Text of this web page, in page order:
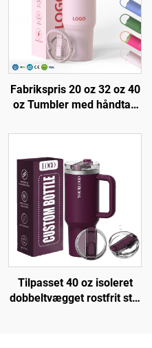
Fabrikspris 20 oz 32 oz 40
oz Tumbler med håndtag
Genbrugelig rostfri stål
Tilpasset 40 oz isoleret
dobbeltvægget rostfrit stål